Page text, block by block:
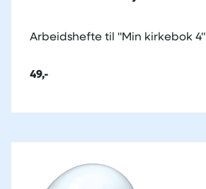
Arbeidshefte til "Min kirkebok 4"
49,-